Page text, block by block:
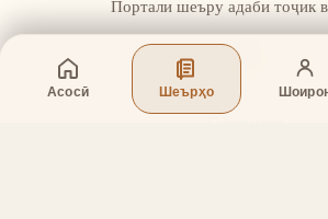
Асосӣ Шеърҳо
Портали шеъру адаби тоҷик